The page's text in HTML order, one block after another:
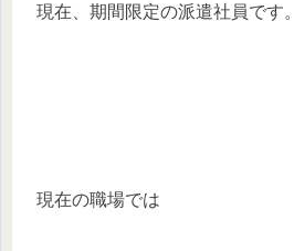
現在、期間限定の派遣社員です。
現在の職場では